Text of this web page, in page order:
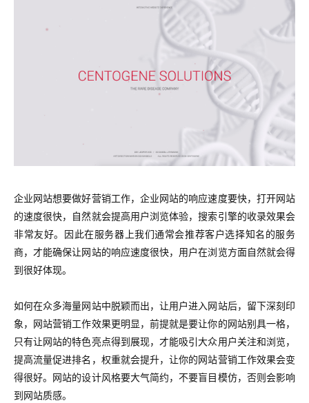
企业网站想要做好营销工作，企业网站的响应速度要快，打开网站
的速度很快，自然就会提高用户浏览体验，搜索引擎的收录效果会
非常友好。因此在服务器上我们通常会推荐客户选择知名的服务
商，才能确保让网站的响应速度很快，用户在浏览方面自然就会得
到很好体现。
如何在众多海量网站中脱颖而出，让用户进入网站后，留下深刻印
象，网站营销工作效果更明显，前提就是要让你的网站别具一格，
只有让网站的特色亮点得到展现，才能吸引大众用户关注和浏览，
提高流量促进排名，权重就会提升，让你的网站营销工作效果会变
得很好。网站的设计风格要大气简约，不要盲目模仿，否则会影响
到网站质感。